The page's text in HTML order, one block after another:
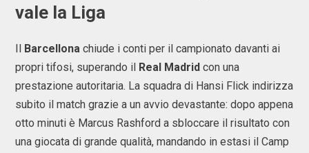
vale la Liga
Barcellona chiude i conti per il campionato davanti ai
propri tifosi, superando il Real Madrid con una
prestazione autoritaria. La squadra di Hansi Flick indirizza
subito il match grazie a un avvio devastante: dopo appena
otto minuti è Marcus Rashford a sbloccare il risultato con
una giocata di grande qualità, mandando in estasi il Camp